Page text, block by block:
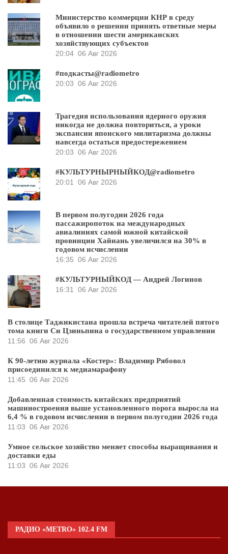
Министерство коммерции КНР в среду
объявило о решении принять ответные меры
в отношении шести американских
хозяйствующих субъектов
20:04 06 Авг 2026
#подкасты@radiometro
20:03 06 Авг 2026
Трагедия использования ядерного оружия
никогда не должна повториться, а уроки
экспансии японского милитаризма должны
навсегда остаться предостережением
20:03 06 Авг 2026
#КУЛЬТУРНЫРНЫЙКОД@radiometro
20:01
06 Авг 2026
В первом полугодии 2026 года
пассажиропоток на международных
авиалиниях самой южной китайской
провинции Хайнань увеличился на 30% в
годовом исчислении
16:35 06 Авг 2026
#КУЛЬТУРНЫЙКОД — Андрей Логинов
16:31
06 Авг 2026
В столице Таджикистана прошла встреча читателей пятого
тома книги Си Цзиньпина о государственном управлении
11:56 06 Авг 2026
К 90-летию журнала «Костер»: Владимир Рябовол
присоединился к медиамарафону
11:45 06 Авг 2026
Добавленная стоимость китайских предприятий
машиностроения выше установленного порога выросла на
6,4 % в годовом исчислении в первом полугодии 2026 года
11:03 06 Авг 2026
Умное сельское хозяйство меняет способы выращивания и
доставки еды
11:03 06 Авг 2026
РАДИО «METRO» 102.4 FM